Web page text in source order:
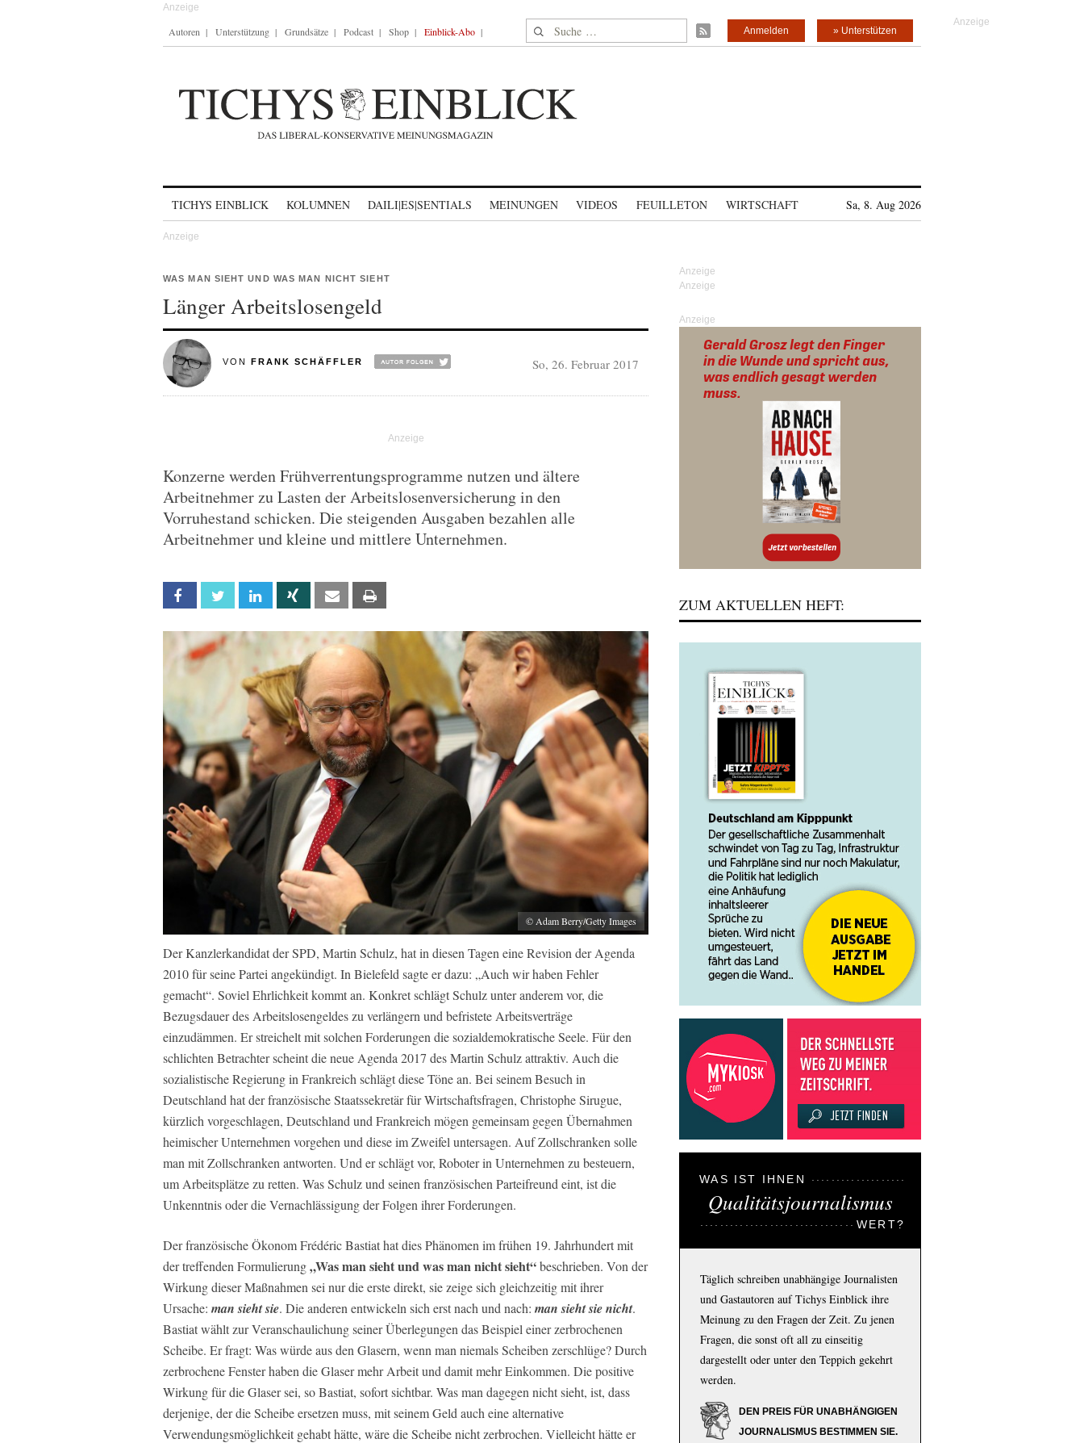
Autoren Unterstützung Grundsätze Podcast Shop Einblick-Abo Suche nach: » Unterstützen
Anmelden
TICHYS EINBLICK KOLUMNEN DAILI|ES|SENTIALS MEINUNGEN VIDEOS FEUILLETON WIRTSCHAFT Sa, 8. Aug 2026
WAS MAN SIEHT UND WAS MAN NICHT SIEHT
Länger Arbeitslosengeld
VON FRANK SCHÄFFLER So, 26. Februar 2017
Konzerne werden Frühverrentungsprogramme nutzen und ältere
Arbeitnehmer zu Lasten der Arbeitslosenversicherung in den
Vorruhestand schicken. Die steigenden Ausgaben bezahlen alle
Arbeitnehmer und kleine und mittlere Unternehmen.
Facebook Twitter Linkedin Xing Email
© Adam Berry/Getty Images
Der Kanzlerkandidat der SPD, Martin Schulz, hat in diesen Tagen eine Revision der Agenda
2010 für seine Partei angekündigt. In Bielefeld sagte er dazu: „Auch wir haben Fehler
gemacht“. Soviel Ehrlichkeit kommt an. Konkret schlägt Schulz unter anderem vor, die
Bezugsdauer des Arbeitslosengeldes zu verlängern und befristete Arbeitsverträge
einzudämmen. Er streichelt mit solchen Forderungen die sozialdemokratische Seele. Für den
schlichten Betrachter scheint die neue Agenda 2017 des Martin Schulz attraktiv. Auch die
sozialistische Regierung in Frankreich schlägt diese Töne an. Bei seinem Besuch in
Deutschland hat der französische Staatssekretär für Wirtschaftsfragen, Christophe Sirugue,
kürzlich vorgeschlagen, Deutschland und Frankreich mögen gemeinsam gegen Übernahmen
heimischer Unternehmen vorgehen und diese im Zweifel untersagen. Auf Zollschranken solle
man mit Zollschranken antworten. Und er schlägt vor, Roboter in Unternehmen zu besteuern,
um Arbeitsplätze zu retten. Was Schulz und seinen französischen Parteifreund eint, ist die
Unkenntnis oder die Vernachlässigung der Folgen ihrer Forderungen.
Der französische Ökonom Frédéric Bastiat hat dies Phänomen im frühen 19. Jahrhundert mit
der treffenden Formulierung„Was man sieht und was man nicht sieht“beschrieben. Von der
Wirkung dieser Maßnahmen sei nur die erste direkt, sie zeige sich gleichzeitig mit ihrer
Ursache: man sieht sie. Die anderen entwickeln sich erst nach und nach: man sieht sie nicht.
Bastiat wählt zur Veranschaulichung seiner Überlegungen das Beispiel einer zerbrochenen
Scheibe. Er fragt: Was würde aus den Glasern, wenn man niemals Scheiben zerschlüge? Durch
zerbrochene Fenster haben die Glaser mehr Arbeit und damit mehr Einkommen. Die positive
Wirkung für die Glaser sei, so Bastiat, sofort sichtbar. Was man dagegen nicht sieht, ist, dass
derjenige, der die Scheibe ersetzen muss, mit seinem Geld auch eine alternative
Verwendungsmöglichkeit gehabt hätte, wäre die Scheibe nicht zerbrochen. Vielleicht hätte er
Anzeige
ZUM AKTUELLEN HEFT:
WAS IST IHNEN
Qualitätsjournalismus
WERT?
Täglich schreiben unabhängige Journalisten
und Gastautoren auf Tichys Einblick ihre
Meinung zu den Fragen der Zeit. Zu jenen
Fragen, die sonst oft all zu einseitig
dargestellt oder unter den Teppich gekehrt
werden.
DEN PREIS FÜR UNABHÄNGIGEN
JOURNALISMUS BESTIMMEN SIE.